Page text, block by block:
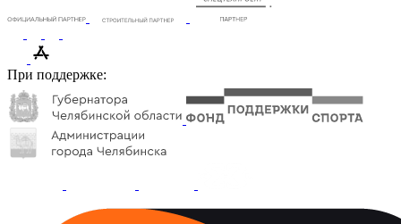
При поддержке: